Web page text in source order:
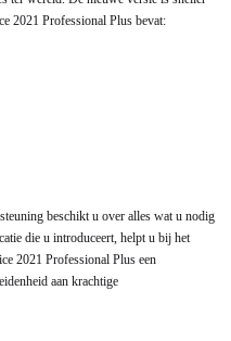
2021 Professional Plus bevat:
beschikt u over alles wat u nodig
die u introduceert, helpt u bij het
2021 Professional Plus een
aan krachtige